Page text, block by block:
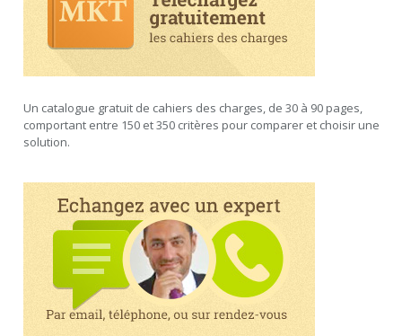
Un catalogue gratuit de cahiers des charges, de 30 à 90 pages,
comportant entre 150 et 350 critères pour comparer et choisir une
solution.